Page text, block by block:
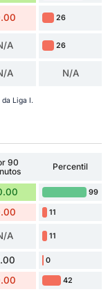
26
A 26
A N/A
Liga I.
90
Percentil
99
11
A 11
0
42